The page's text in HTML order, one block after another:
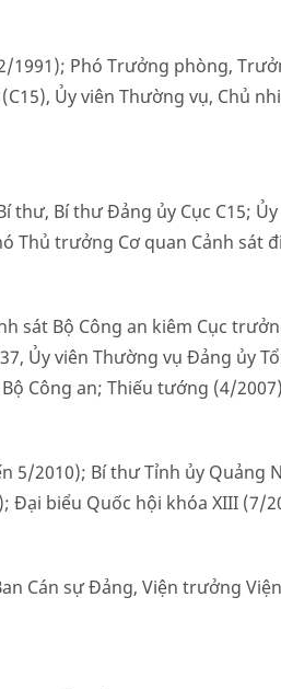
1991); Phó Trưởng phòng,
Ủy viên Thường vụ, Chủ
thư, Bí thư Đảng ủy Cục C15;
Thủ trưởng Cơ quan Cảnh sát
sát Bộ Công an kiêm Cục
Ủy viên Thường vụ Đảng ủy
Công an; Thiếu tướng (4/2007)
5/2010); Bí thư Tỉnh ủy Quảng
Đại biểu Quốc hội khóa XIII (7/
Cán sự Đảng, Viện trưởng